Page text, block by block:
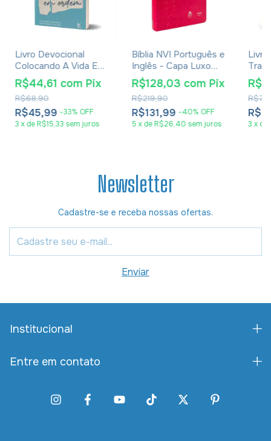
Livro Devocional
Colocando A Vida Em
Ordem - Deive
Leonardo
R$45,99 -33% OFF
R$68,90
R$44,61 com Pix
3 xdeR$15,33 sem juros
Bíblia NVI Português e
Inglês - Capa Luxo
Pink
R$131,99 -40% OFF
R$219,90
R$128,03 com Pix
5 xdeR$26,40 sem juros
Livro
3 x de
Newsletter
Cadastre-se e receba nossas ofertas.
Institucional
Entre em contato